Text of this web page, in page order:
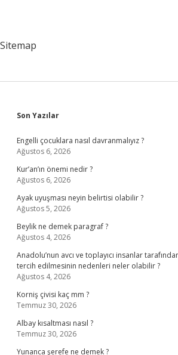
Sitemap
Sidebar
Son Yazılar
Engelli çocuklara nasıl davranmalıyız ?
Ağustos 6, 2026
Kur’an’ın önemi nedir ?
Ağustos 6, 2026
Ayak uyuşması neyin belirtisi olabilir ?
Ağustos 5, 2026
Beylik ne demek paragraf ?
Ağustos 4, 2026
Anadolu’nun avcı ve toplayıcı insanlar
tercih edilmesinin nedenleri neler olabilir ?
Ağustos 4, 2026
Korniş çivisi kaç mm ?
Temmuz 30, 2026
Albay kısaltması nasıl ?
Temmuz 30, 2026
Yunanca şerefe ne demek ?